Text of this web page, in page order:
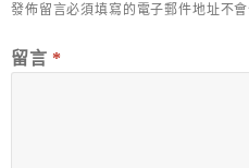
發佈留言必須填寫的電子郵件地址不會
留言 *